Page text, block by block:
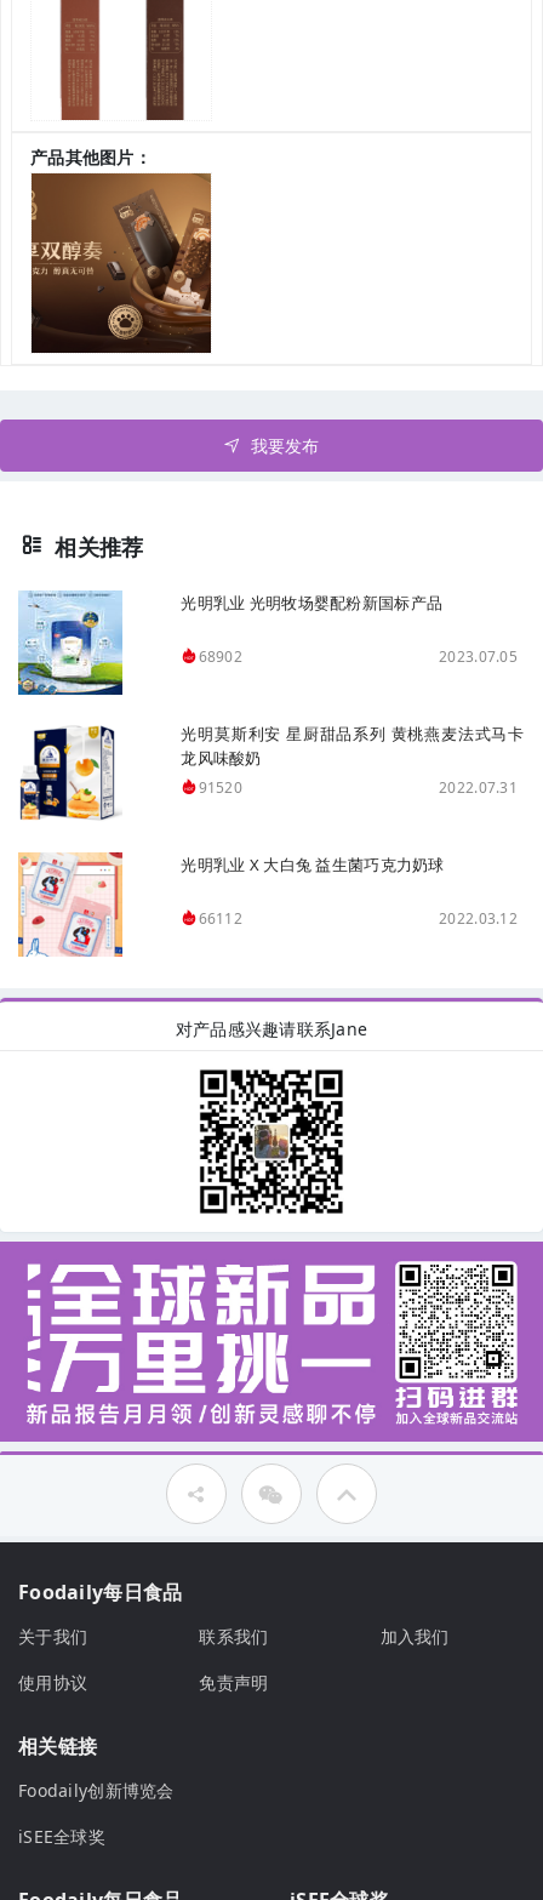
产品其他图片：
我要发布
相关推荐
光明乳业 光明牧场婴配粉新国标产品
68902 2023.07.05
光明莫斯利安 星厨甜品系列 黄桃燕麦法式马卡
龙风味酸奶
91520 2022.07.31
光明乳业 X 大白兔 益生菌巧克力奶球
66112 2022.03.12
对产品感兴趣请联系Jane
Foodaily每日食品
关于我们 联系我们
加入我们
使用协议
免责声明
相关链接
Foodaily创新博览会
iSEE全球奖